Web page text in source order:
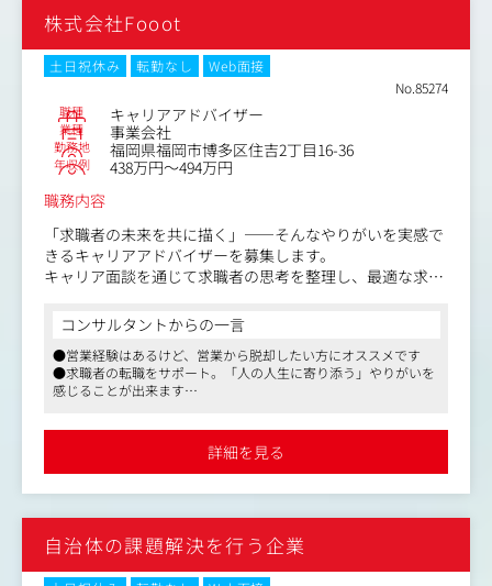
・コミュニティサイトの運営
コンテンツ企画やイベント運営（オンライン・オフライン
両方）、コミュニティサイト運営に関わる制作全般を担当
50周年を契機に立ち上げたコミュニティサイトでは、【社
外の方やファンの方々との交流・コミュニケーション】も
日常的に発生します。
「ファンの方が楽しめるか」「また参加したいと思える
か」といった視点で、企画要素を大切にしながらコンテン
ツやイベントを設計していくポジションです。
※例：https://yamayafan-community.com/view/home
・MEO（インバウンドを含む）・アプリ運営
ご経験がある方を歓迎します。
MEO対策やアプリ内のコンテンツ企画・運営などを通じ
て、来店・購買に繋がるコミュニケーション設計を行って
いただきます。
アプリ内のコンテンツ企画および運営の経験がある方は、
・データ集計・分析業務
の施策に活かすPDCAサイクルを回していく業務です。
株式会社Fooot
土日祝休み 転勤なし
Web面接
No.85274
職種 キャリアアドバイザー
業種 事業会社
勤務地 福岡県福岡市博多区住吉2丁目16-36
年収例
438万円～494万円
職務内容
「求職者の未来を共に描く」――そんなやりがいを実感で
きるキャリアアドバイザーを募集します。
キャリア面談を通じて求職者の思考を整理し、最適な求人
ある転職を実現します。
選考サポートや内定後のフォローまで一貫して伴走するこ
のポジションでは、「人の人生に寄り添う」やりがいと、
数字で管理するロジカルな側面の両方を追求できます。あ
なたのサポートが、求職者の人生を大きく変えるきっかけ
す。
ただ話を聞くだけでなく、「この人には何が必要か」を言
コンサルタントからの一言
●営業経験はあるけど、営業から脱却したい方にオススメです
●求職者の転職をサポート。「人の人生に寄り添う」やりがいを
感じることが出来ます
詳細を見る
自治体の課題解決を行う企業